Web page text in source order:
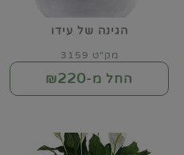
הגינה של עידו
מק"ט 3159
החל מ-₪220